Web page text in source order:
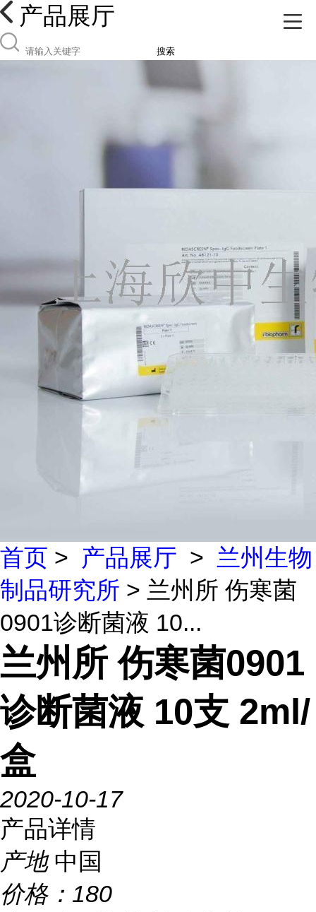
产品展厅
搜索
首页 > 产品展厅 > 兰州生物
制品研究所 > 兰州所 伤寒菌
0901诊断菌液 10...
兰州所 伤寒菌0901
诊断菌液 10支 2ml/
盒
2020-10-17
产品详情
产地 中国
价格： 180